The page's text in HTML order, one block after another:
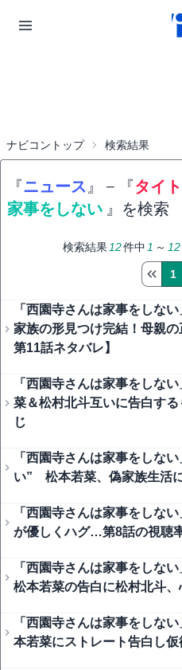
ナビコントップ 検索結果
『ニュース 』 − 『タイ
家事をしない 』を検索
検索結果 12件中 1 ～ 12
1
「西園寺さんは家事をしな
家族の形見つけ完結！母親
第11話ネタバレ】
「西園寺さんは家事をしな
菜＆松村北斗互いに告白す
じ
「西園寺さんは家事をしな
い” 松本若菜、偽家族生活
「西園寺さんは家事をしな
が優しくハグ…第8話の視聴
「西園寺さんは家事をしな
松本若菜の告白に松村北斗
「西園寺さんは家事をしな
本若菜にストレート告白し